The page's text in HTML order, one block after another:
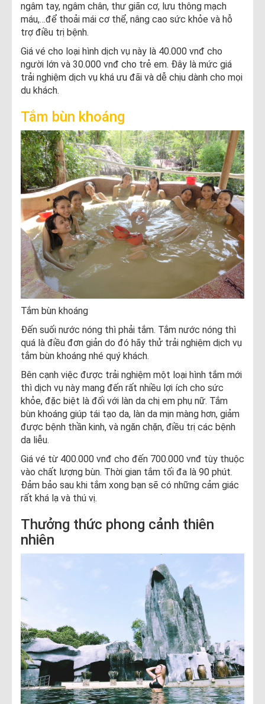
ngâm tay, ngâm chân, thư giãn cơ, lưu thông mạch
máu,…để thoải mái cơ thể, nâng cao sức khỏe và hỗ
trợ điều trị bệnh.
Giá vé cho loại hình dịch vụ này là 40.000 vnđ cho
người lớn và 30.000 vnđ cho trẻ em. Đây là mức giá
trải nghiệm dịch vụ khá ưu đãi và dễ chịu dành cho mọi
du khách.
Tắm bùn khoáng
Tắm bùn khoáng
Đến suối nước nóng thì phải tắm. Tắm nước nóng thì
quá là điều đơn giản do đó hãy thử trải nghiệm dịch vụ
tắm bùn khoáng nhé quý khách.
Bên cạnh việc được trải nghiệm một loại hình tắm mới
thì dịch vụ này mang đến rất nhiều lợi ích cho sức
khỏe, đặc biệt là đối với làn da chị em phụ nữ. Tắm
bùn khoáng giúp tái tạo da, làn da mịn màng hơn, giảm
được bệnh thần kinh, và ngăn chặn, điều trị các bệnh
da liễu.
Giá vé từ 400.000 vnđ cho đến 700.000 vnđ tùy thuộc
vào chất lượng bùn. Thời gian tắm tối đa là 90 phút.
Đảm bảo sau khi tắm xong bạn sẽ có những cảm giác
rất khá lạ và thú vị.
Thưởng thức phong cảnh thiên
nhiên